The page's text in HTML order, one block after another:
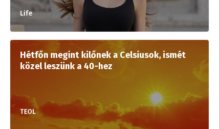
Life
Hétfőn megint kilőnek a Celsiusok, ismét
közel leszünk a 40-hez
TEOL